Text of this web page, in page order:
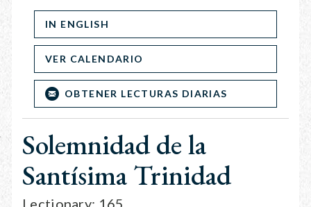
IN ENGLISH
VER CALENDARIO
OBTENER LECTURAS DIARIAS
Solemnidad de la
Santísima Trinidad
Lectionary: 165